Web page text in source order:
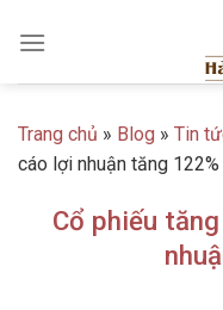
Trang chủ » Blog » Tin
cáo lợi nhuận tăng 122%
Cổ phiếu